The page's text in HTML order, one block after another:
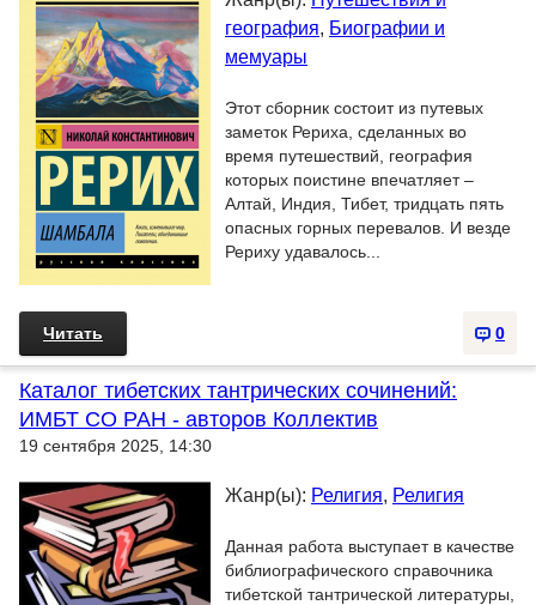
география, Биографии и
мемуары
Этот сборник состоит из путевых
заметок Рериха, сделанных во
время путешествий, география
которых поистине впечатляет –
Алтай, Индия, Тибет, тридцать пять
опасных горных перевалов. И везде
Рериху удавалось...
0
Читать
Каталог тибетских тантрических сочинений:
ИМБТ СО РАН - авторов Коллектив
19 сентября 2025, 14:30
Жанр(ы): Религия, Религия
Данная работа выступает в качестве
библиографического справочника
тибетской тантрической литературы,